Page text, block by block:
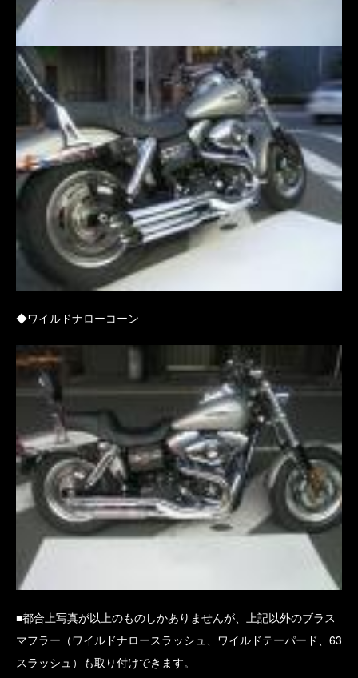
◆ワイルドナローコーン
■都合上写真が以上のものしかありませんが、上記以外のブラス
マフラー（ワイルドナロースラッシュ、ワイルドテーパード、63
スラッシュ）も取り付けできます。